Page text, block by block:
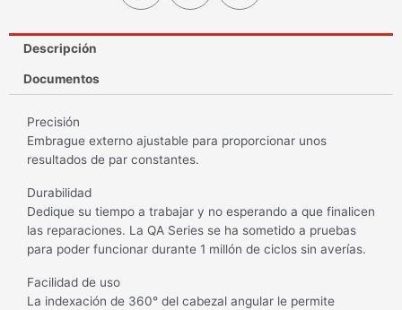
Descripción
Documentos
Precisión
Embrague externo ajustable para proporcionar unos
resultados de par constantes.
Durabilidad
Dedique su tiempo a trabajar y no esperando a que finalicen
las reparaciones. La QA Series se ha sometido a pruebas
para poder funcionar durante 1 millón de ciclos sin averías.
Facilidad de uso
La indexación de 360° del cabezal angular le permite